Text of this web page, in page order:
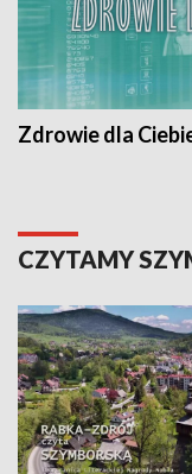
Zdrowie dla
CZYTAMY